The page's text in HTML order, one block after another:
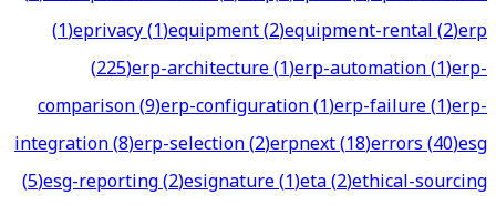
(1)eprivacy(1)equipment(2)equipment-rental(2)erp
(225)erp-architecture(1)erp-automation(1)erp-
comparison(9)erp-configuration(1)erp-failure(1)erp-
integration(8)erp-selection(2)erpnext(18)errors(40)esg
(5)esg-reporting(2)esignature(1)eta(2)ethical-sourcing